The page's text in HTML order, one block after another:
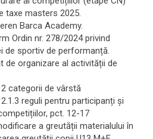
taxe masters 2025.
Barca Academy.
Ordin nr. 278/2024 privind
de sportiv de performanță.
de organizare al activității de
categorii de vârstă
reguli pentru participanți şi
pct. 12-17
a greutății materialului în